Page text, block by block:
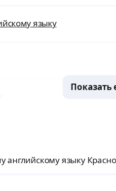
языку
Показать
языку